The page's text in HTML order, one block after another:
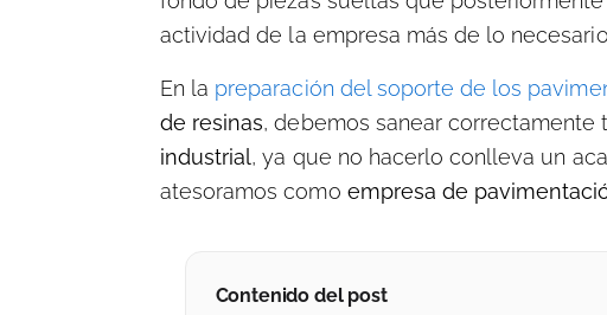
actividad de la empresa más de lo
En la preparación del soporte de los
de resinas, debemos sanear
industrial, ya que no hacerlo conlleva un
atesoramos como empresa de
Contenido del post